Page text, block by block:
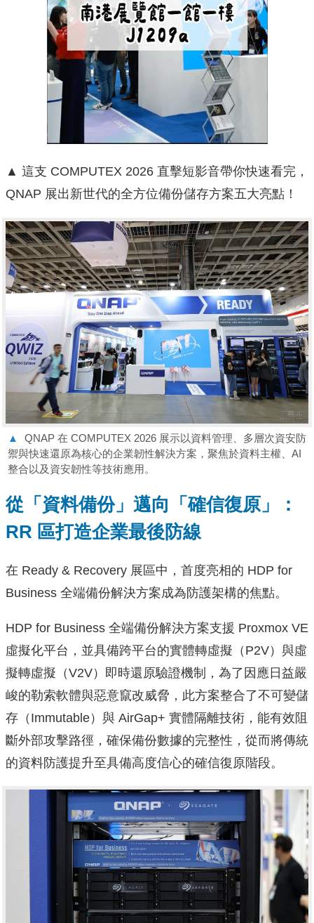
▲ 這支 COMPUTEX 2026 直擊短影音帶你快速看完，
QNAP 展出新世代的全方位備份儲存方案五大亮點！
▲
QNAP 在 COMPUTEX 2026 展示以資料管理、多層次資安防
禦與快速還原為核心的企業韌性解決方案，聚焦於資料主權、AI
整合以及資安韌性等技術應用。
從「資料備份」邁向「確信復原」：
RR 區打造企業最後防線
在 Ready & Recovery 展區中，首度亮相的 HDP for
Business 全端備份解決方案成為防護架構的焦點。
HDP for Business 全端備份解決方案支援 Proxmox VE
虛擬化平台，並具備跨平台的實體轉虛擬（P2V）與虛
擬轉虛擬（V2V）即時還原驗證機制，為了因應日益嚴
峻的勒索軟體與惡意竄改威脅，此方案整合了不可變儲
存（Immutable）與 AirGap+ 實體隔離技術，能有效阻
斷外部攻擊路徑，確保備份數據的完整性，從而將傳統
的資料防護提升至具備高度信心的確信復原階段。